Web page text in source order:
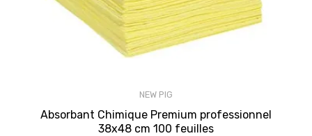
NEW PIG
Absorbant Chimique Premium professionnel
38x48 cm 100 feuilles